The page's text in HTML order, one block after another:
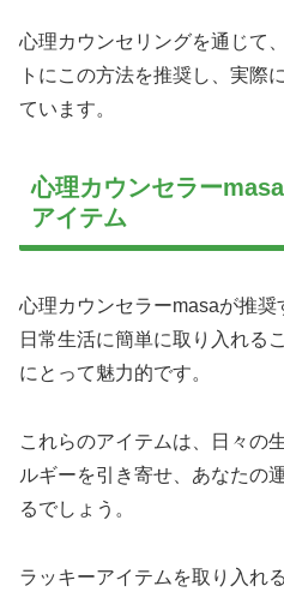
心理カウンセリングを通じて
トにこの方法を推奨し、実際
ています。
心理カウンセラー
アイテム
心理カウンセラーmasaが推奨
日常生活に簡単に取り入れる
にとって魅力的です。
これらのアイテムは、日々の
ルギーを引き寄せ、あなたの
るでしょう。
ラッキーアイテムを取り入れ